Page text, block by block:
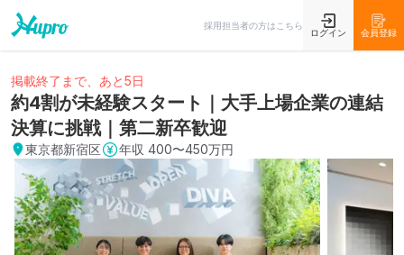
採用担当者の方はこちら
ログイン 会員登録
掲載終了まで、あと5日
約4割が未経験スタート｜大手上場企業の連結
決算に挑戦｜第二新卒歓迎
東京都新宿区 年収 400〜450万円